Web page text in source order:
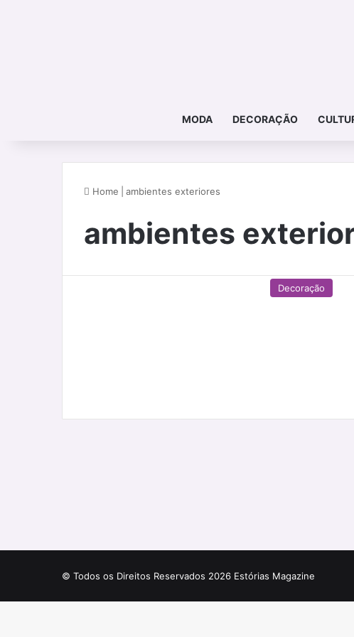
MODA DECORAÇÃO
Home ambientes exteriores
ambientes
Decoração
© Todos os Direitos Reservados 2026 Estórias Magazine